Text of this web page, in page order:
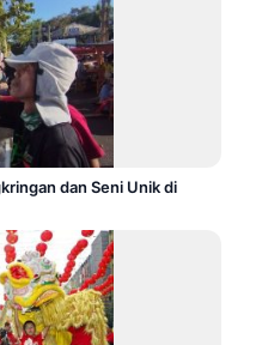
dan Seni Unik di